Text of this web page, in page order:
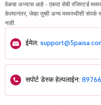
वेळचा अभ्यास आहे - एकदा सेबी रजिस्टर्ड
केल्यानंतर, जेव्हा तुम्ही अन्य मध्यस्थीशी
नाही.
ईमेल:
सपोर्ट डेस्क हेल्पलाईन: